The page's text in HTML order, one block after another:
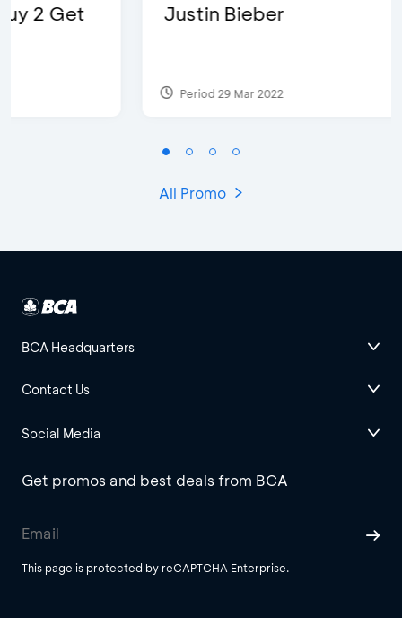
Justin Bieber
Period 29 Mar 2022
All Promo
BCA Headquarters
Contact Us
Social Media
Get promos and best deals from BCA
This page is protected by reCAPTCHA Enterprise.